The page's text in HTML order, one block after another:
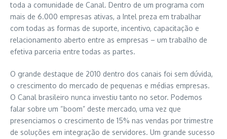
toda a comunidade de Canal. Dentro de um programa com
mais de 6.000 empresas ativas, a Intel preza em trabalhar
com todas as formas de suporte, incentivo, capacitação e
relacionamento aberto entre as empresas – um trabalho de
efetiva parceria entre todas as partes.
O grande destaque de 2010 dentro dos canais foi sem dúvida,
o crescimento do mercado de pequenas e médias empresas.
O Canal brasileiro nunca investiu tanto no setor. Podemos
falar sobre um “boom” deste mercado, uma vez que
presenciamos o crescimento de 15% nas vendas por trimestre
de soluções em integração de servidores. Um grande sucesso